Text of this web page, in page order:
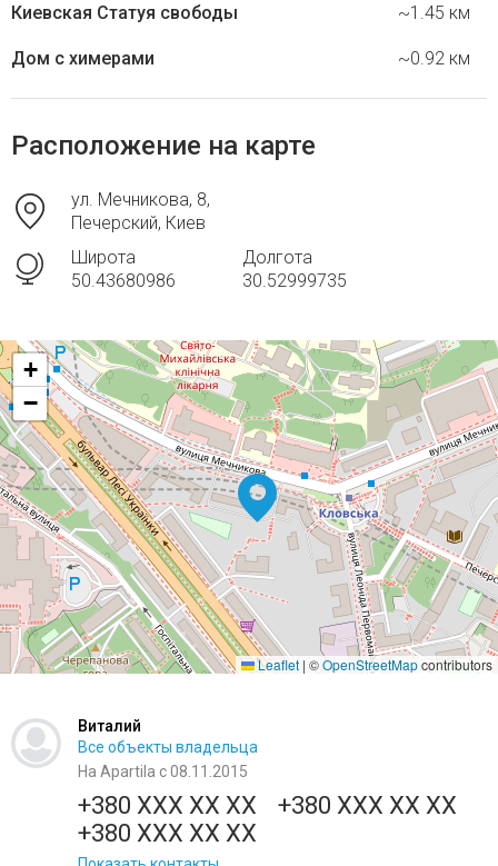
Киевская Статуя свободы ~1.45 км
Дом с химерами ~0.92 км
Расположение на карте
ул. Мечникова, 8,
Печерский, Киев
Широта
50.43680986
Долгота
30.52999735
+
−
Leaflet | ©OpenStreetMapcontributors
Виталий
Все объекты владельца
На Apartila с 08.11.2015
+380 XXX XX XX
+380 XXX XX XX
+380 XXX XX XX